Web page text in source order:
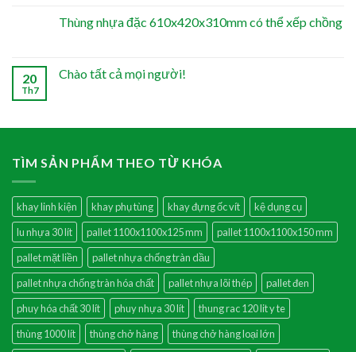
Thùng nhựa đặc 610x420x310mm có thể xếp chồng
20
Th7
Chào tất cả mọi người!
TÌM SẢN PHẨM THEO TỪ KHÓA
khay linh kiện khay phụ tùng khay đựng ốc vít
kệ dụng cụ
lu nhựa 30 lít
pallet 1100x1100x125 mm
pallet 1100x1100x150 mm
pallet mặt liền
pallet nhựa chống tràn dầu
pallet nhựa chống tràn hóa chất
pallet nhựa lõi thép
pallet đen
phuy hóa chất 30 lít
phuy nhựa 30 lít
thung rac 120 lit y te
thùng 1000 lít
thùng chở hàng
thùng chở hàng loại lớn